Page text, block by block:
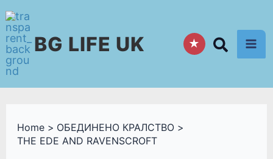
Skip
to
contentBG LIFE UK ★
Home
ОБЕДИНЕНО КРАЛСТВО
THE EDE AND RAVENSCROFT